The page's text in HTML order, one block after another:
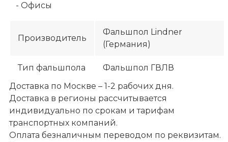
- Офисы
Производитель
Фальшпол Lindner
(Германия)
Тип фальшпола
Фальшпол ГВЛВ
Доставка по Москве – 1-2 рабочих дня.
Доставка в регионы рассчитывается
индивидуально по срокам и тарифам
транспортных компаний.
Оплата безналичным переводом по реквизитам.